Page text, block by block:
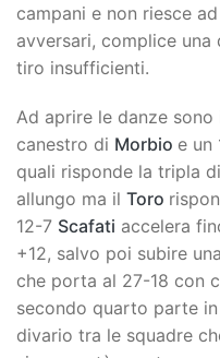
campani e non riesce
avversari, complice
tiro insufficienti.
Ad aprire le danze
canestro di Morbio e un
quali risponde la tripla di
allungo ma il Toro
12-7 Scafati accelera
+12, salvo poi subire
che porta al 27-18 con
secondo quarto parte
divario tra le squadre